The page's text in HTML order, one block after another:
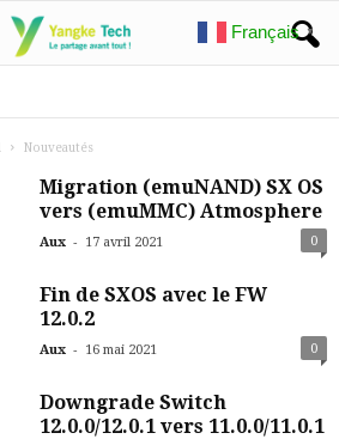
Nouveautés
Migration (emuNAND) SX OS
vers (emuMMC) Atmosphere
Aux - 17 avril 2021 0
Fin de SXOS avec le FW
12.0.2
Aux - 16 mai 2021 0
Downgrade Switch
12.0.0/12.0.1 vers 11.0.0/11.0.1
Français ▼